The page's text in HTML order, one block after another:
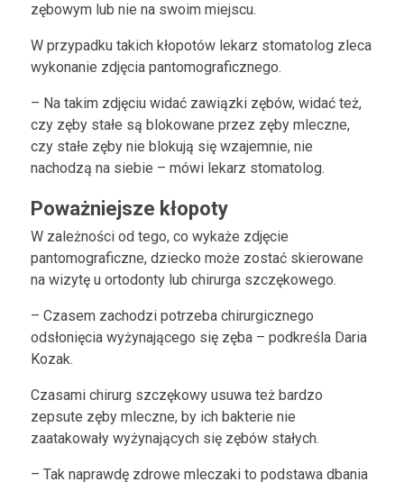
zębowym lub nie na swoim miejscu.
W przypadku takich kłopotów lekarz stomatolog zleca
wykonanie zdjęcia pantomograficznego.
– Na takim zdjęciu widać zawiązki zębów, widać też,
czy zęby stałe są blokowane przez zęby mleczne,
czy stałe zęby nie blokują się wzajemnie, nie
nachodzą na siebie – mówi lekarz stomatolog.
Poważniejsze kłopoty
W zależności od tego, co wykaże zdjęcie
pantomograficzne, dziecko może zostać skierowane
na wizytę u ortodonty lub chirurga szczękowego.
– Czasem zachodzi potrzeba chirurgicznego
odsłonięcia wyżynającego się zęba – podkreśla Daria
Kozak.
Czasami chirurg szczękowy usuwa też bardzo
zepsute zęby mleczne, by ich bakterie nie
zaatakowały wyżynających się zębów stałych.
– Tak naprawdę zdrowe mleczaki to podstawa dbania